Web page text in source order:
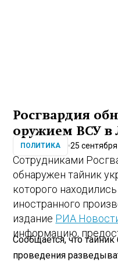
Росгвардия
оружием ВСУ в
ПОЛИТИКА 25
Сотрудниками
обнаружен тайник
которого
иностранного
издание РИА
информацию,
Сообщается, что
проведения